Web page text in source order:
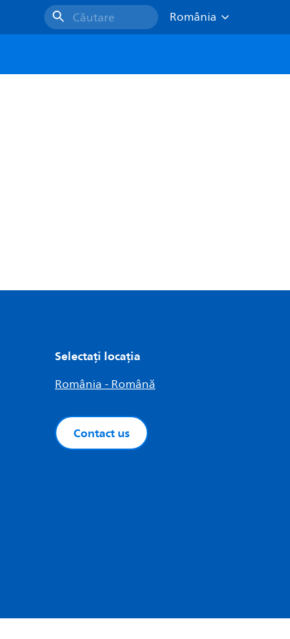
Căutare
România
Selectați locația
România - Română
Contact us